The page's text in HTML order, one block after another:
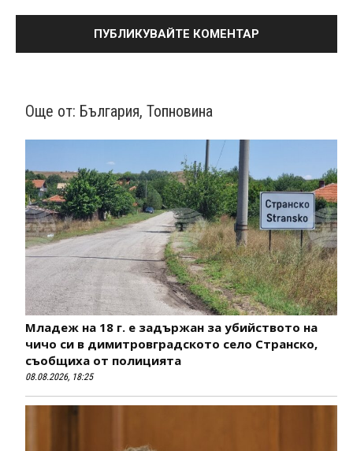
Още от: България, Топновина
Младеж на 18 г. е задържан за убийството на
чичо си в димитровградското село Странско,
съобщиха от полицията
08.08.2026, 18:25